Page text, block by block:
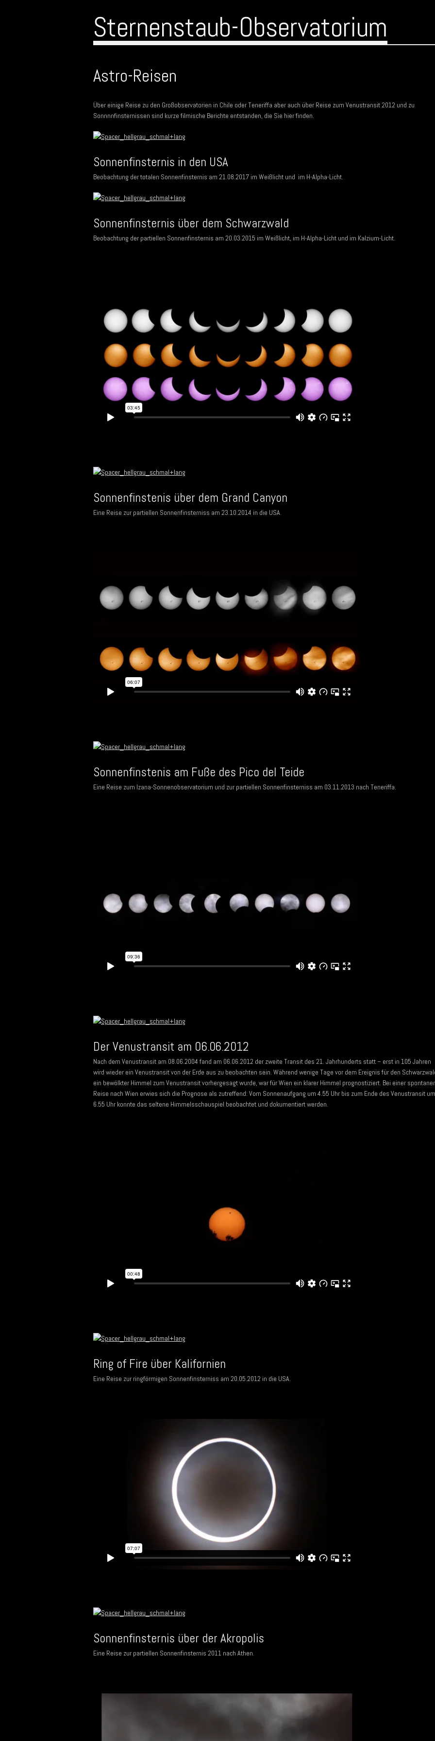
Sternenstaub-Observatorium
Astro-Reisen
Über einige Reise zu den Großobservatorien in Chile oder Teneriffa aber auch über Reise zum Venustransit 2012 und zu
Sonnnnfinsternissen sind kurze filmische Berichte entstanden, die Sie hier finden.
Sonnenfinsternis in den USA
Beobachtung der totalen Sonnenfinsternis am 21.08.2017 im Weißlicht und im H-Alpha-Licht.
Sonnenfinsternis über dem Schwarzwald
Beobachtung der partiellen Sonnenfinsternis am 20.03.2015 im Weißlicht, im H-Alpha-Licht und im Kalzium-Licht.
Sonnenfinstenis über dem Grand Canyon
Eine Reise zur partiellen Sonnenfinsterniss am 23.10.2014 in die USA.
Sonnenfinstenis am Fuße des Pico del Teide
Eine Reise zum Izana-Sonnenobservatorium und zur partiellen Sonnenfinsterniss am 03.11.2013 nach Teneriffa.
Der Venustransit am 06.06.2012
Nach dem Venustransit am 08.06.2004 fand am 06.06.2012 der zweite Transit des 21. Jahrhunderts statt – erst in 105 Jahren
wird wieder ein Venustransit von der Erde aus zu beobachten sein. Während wenige Tage vor dem Ereignis für den
ein bewölkter Himmel zum Venustransit vorhergesagt wurde, war für Wien ein klarer Himmel prognostiziert. Bei einer
Reise nach Wien erwies sich die Prognose als zutreffend: Vom Sonnenaufgang um 4.55 Uhr bis zum Ende des Venustransit um
6.55 Uhr konnte das seltene Himmelsschauspiel beobachtet und dokumentiert werden.
Ring of Fire über Kalifornien
Eine Reise zur ringförmigen Sonnenfinsterniss am 20.05.2012 in die USA.
Sonnenfinsternis über der Akropolis
Eine Reise zur partiellen Sonnenfinsternis 2011 nach Athen.